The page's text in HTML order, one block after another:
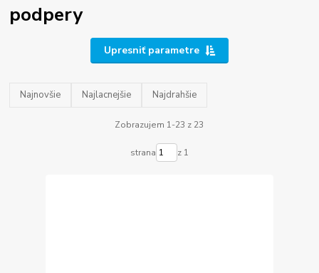
podpery
Upresniť parametre
Najnovšie Najlacnejšie Najdrahšie
Zobrazujem 1-23 z 23
strana z 1